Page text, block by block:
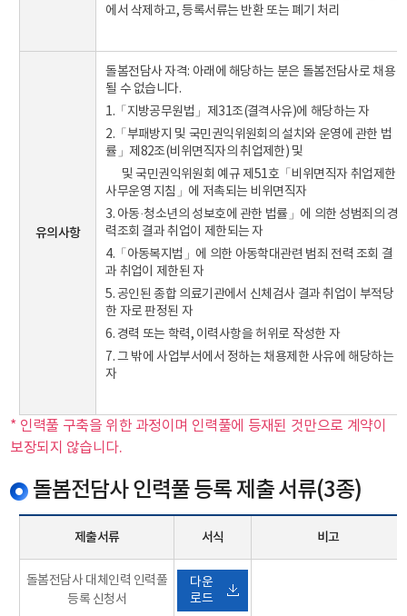
에서 삭제하고, 등록서류는 반환 또는 폐기 처리
유의사항
돌봄전담사 자격: 아래에 해당하는 분은 돌봄전담사로 채용
될 수 없습니다.
1.「지방공무원법」제31조(결격사유)에 해당하는 자
2.「부패방지 및 국민권익위원회의 설치와 운영에 관한 법
률」제82조(비위면직자의 취업제한) 및
및 국민권익위원회 예규 제51호「비위면직자 취업제한
사무운영 지침」에 저촉되는 비위면직자
3. 아동·청소년의 성보호에 관한 법률」에 의한 성범죄의 경
력조회 결과 취업이 제한되는 자
4.「아동복지법」에 의한 아동학대관련 범죄 전력 조회 결
과 취업이 제한된 자
5. 공인된 종합 의료기관에서 신체검사 결과 취업이 부적당
한 자로 판정된 자
6. 경력 또는 학력, 이력사항을 허위로 작성한 자
7. 그 밖에 사업부서에서 정하는 채용제한 사유에 해당하는
자
* 인력풀 구축을 위한 과정이며 인력풀에 등재된 것만으로 계약이
보장되지 않습니다.
돌봄전담사 인력풀 등록 제출 서류(3종)
제출서류 서식 비고
돌봄전담사 대체인력 인력풀
등록 신청서
다운
로드